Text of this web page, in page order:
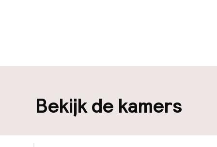
op eigen
Transferservice
Fietsenstalling
Bekijk de kamers